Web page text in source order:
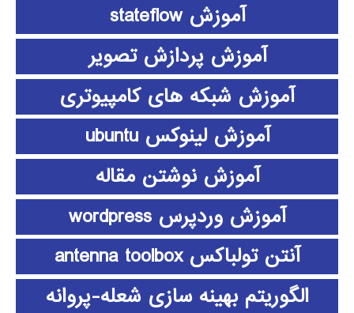
آموزش stateflow
آموزش پردازش تصویر
آموزش شبکه های کامپیوتری
آموزش لینوکس ubuntu
آموزش نوشتن مقاله
آموزش وردپرس wordpress
آنتن تولباکس antenna toolbox
الگوریتم بهینه سازی شعله-پروانه